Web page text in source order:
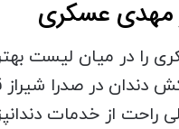
را در میان لیست
دندان در صدرا شیراز
راحت از خدمات